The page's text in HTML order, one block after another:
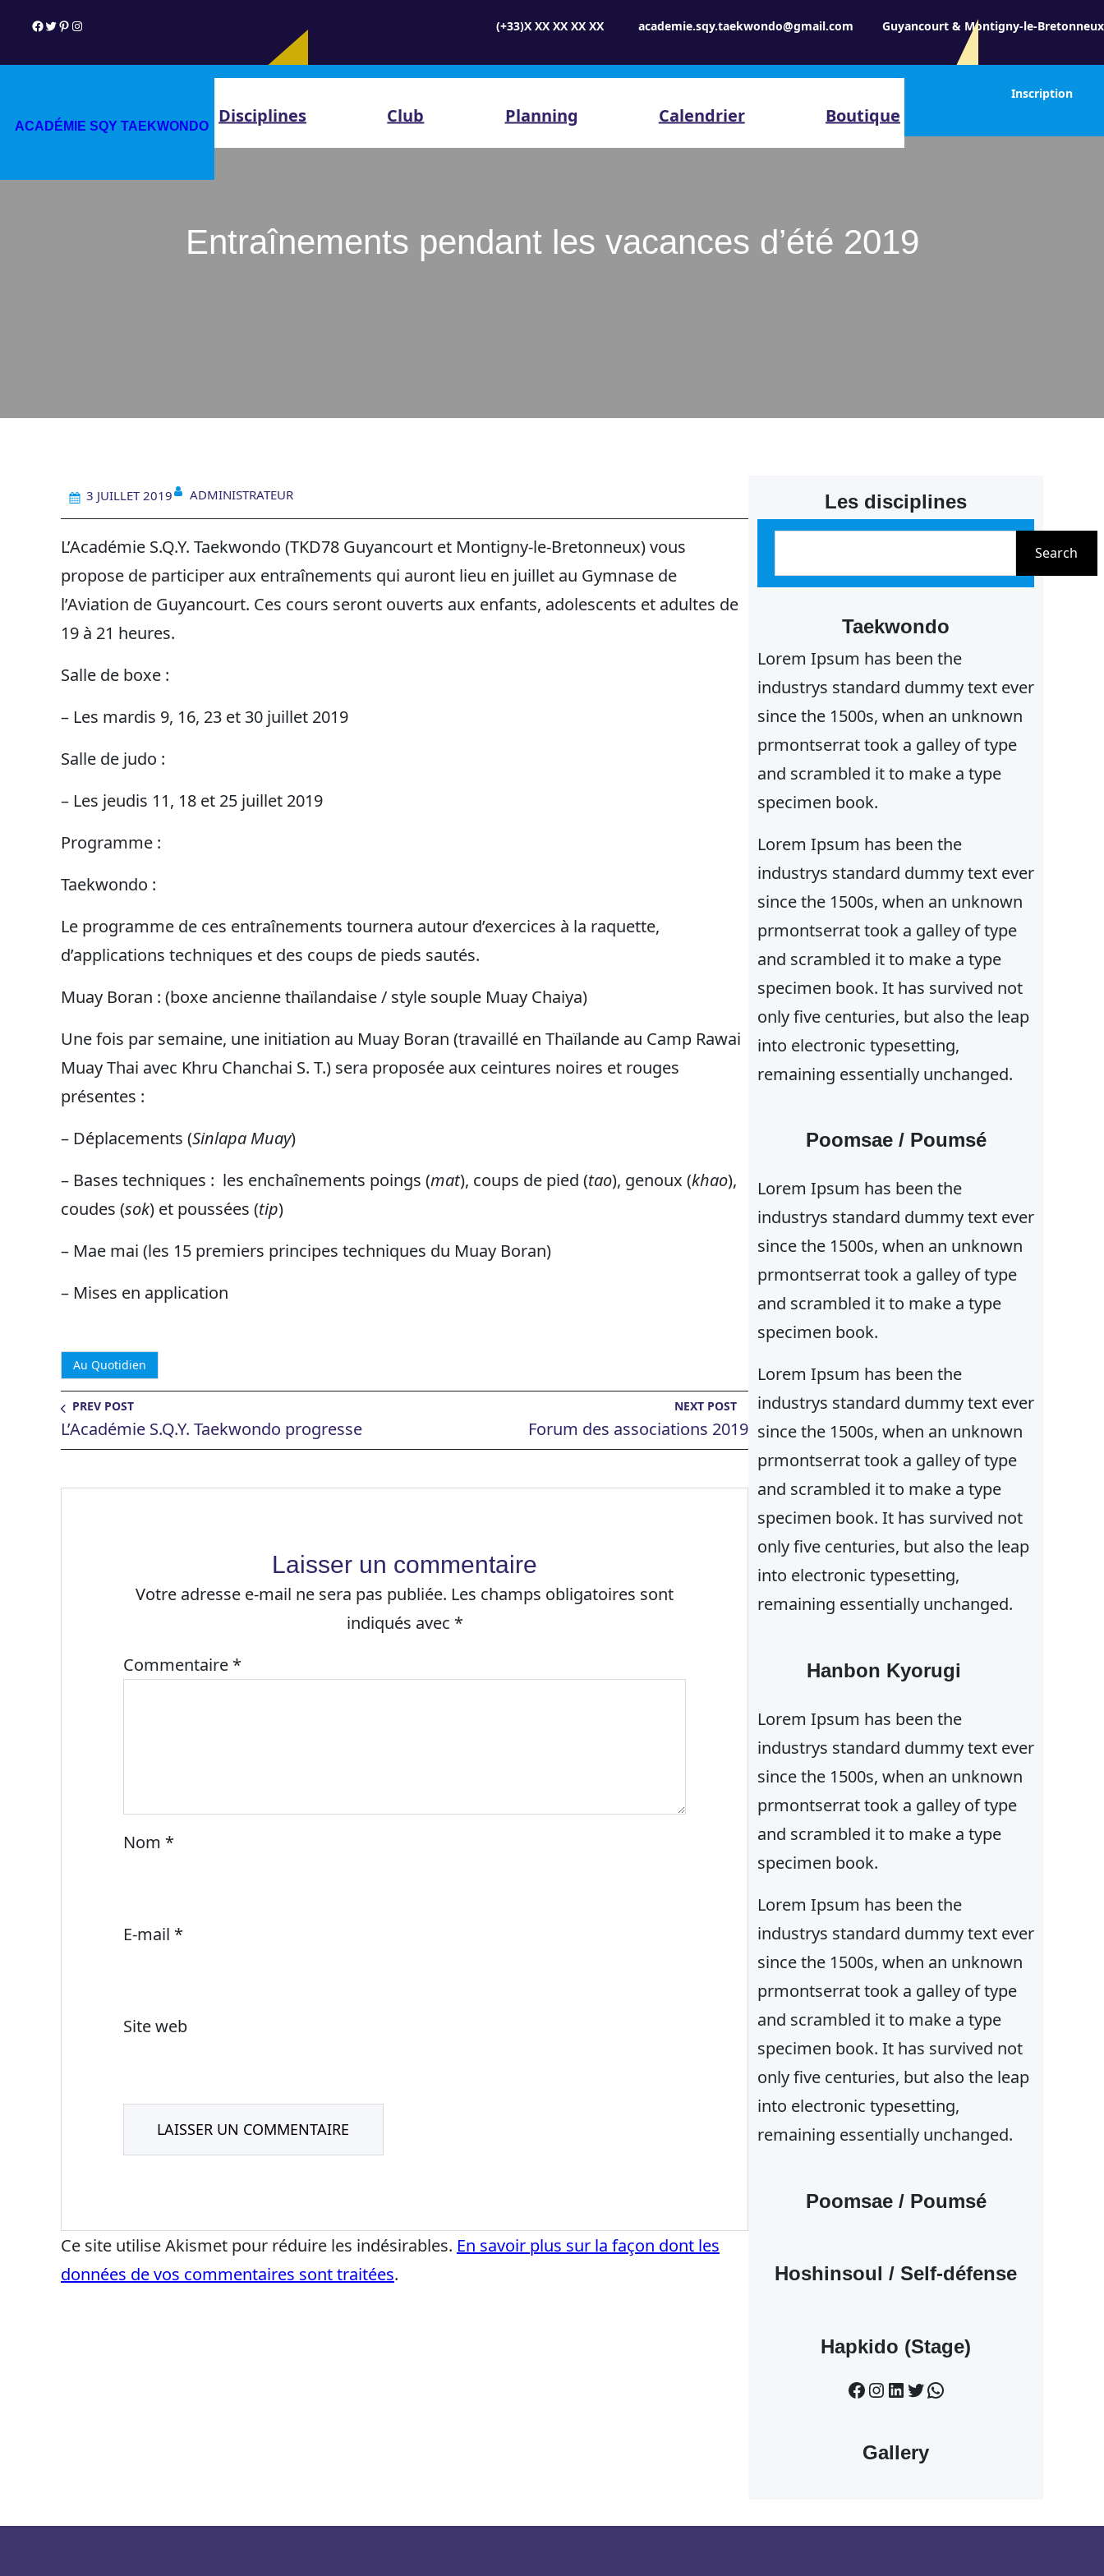
contenu
Facebook Twitter Pinterest Instagram (+33)X XX XX XX XX academie.sqy.taekwondo@gmail.com Guyancourt & Montigny-le-Bretonneux
ACADÉMIE SQY TAEKWONDO Disciplines Club Planning Calendrier Boutique
Inscription
Entraînements pendant les vacances d’été 2019
3 JUILLET 2019 ADMINISTRATEUR
L’Académie S.Q.Y. Taekwondo (TKD78 Guyancourt et Montigny-le-Bretonneux) vous
propose de participer aux entraînements qui auront lieu en juillet au Gymnase de
l’Aviation de Guyancourt. Ces cours seront ouverts aux enfants, adolescents et adultes de
19 à 21 heures.
Salle de boxe :
– Les mardis 9, 16, 23 et 30 juillet 2019
Salle de judo :
– Les jeudis 11, 18 et 25 juillet 2019
Programme :
Taekwondo :
Le programme de ces entraînements tournera autour d’exercices à la raquette,
d’applications techniques et des coups de pieds sautés.
Muay Boran : (boxe ancienne thaïlandaise / style souple Muay Chaiya)
Une fois par semaine, une initiation au Muay Boran (travaillé en Thaïlande au Camp Rawai
Muay Thai avec Khru Chanchai S. T.) sera proposée aux ceintures noires et rouges
présentes :
– Déplacements (Sinlapa Muay)
– Bases techniques : les enchaînements poings (mat), coups de pied (tao), genoux (khao),
coudes (sok) et poussées (tip)
– Mae mai (les 15 premiers principes techniques du Muay Boran)
– Mises en application
Au Quotidien
PREV POST
L’Académie S.Q.Y. Taekwondo progresse
NEXT POST
Forum des associations 2019
Laisser un commentaire
Votre adresse e-mail ne sera pas publiée. Les champs obligatoires sont
indiqués avec *
Commentaire *
Nom *
E-mail *
Site web
Ce site utilise Akismet pour réduire les indésirables. En savoir plus sur la façon dont les
données de vos commentaires sont traitées.
Les disciplines
c
e
r
e
Search
Taekwondo
Lorem Ipsum has been the
industrys standard dummy text ever
since the 1500s, when an unknown
prmontserrat took a galley of type
and scrambled it to make a type
specimen book.
Lorem Ipsum has been the
industrys standard dummy text ever
since the 1500s, when an unknown
prmontserrat took a galley of type
and scrambled it to make a type
specimen book. It has survived not
only five centuries, but also the leap
into electronic typesetting,
remaining essentially unchanged.
Poomsae / Poumsé
Lorem Ipsum has been the
industrys standard dummy text ever
since the 1500s, when an unknown
prmontserrat took a galley of type
and scrambled it to make a type
specimen book.
Lorem Ipsum has been the
industrys standard dummy text ever
since the 1500s, when an unknown
prmontserrat took a galley of type
and scrambled it to make a type
specimen book. It has survived not
only five centuries, but also the leap
into electronic typesetting,
remaining essentially unchanged.
Hanbon Kyorugi
Lorem Ipsum has been the
industrys standard dummy text ever
since the 1500s, when an unknown
prmontserrat took a galley of type
and scrambled it to make a type
specimen book.
Lorem Ipsum has been the
industrys standard dummy text ever
since the 1500s, when an unknown
prmontserrat took a galley of type
and scrambled it to make a type
specimen book. It has survived not
only five centuries, but also the leap
into electronic typesetting,
remaining essentially unchanged.
Poomsae / Poumsé
Hoshinsoul / Self-défense
Hapkido (Stage)
Facebook InstagramLinkedIn Twitter WhatsApp
Gallery